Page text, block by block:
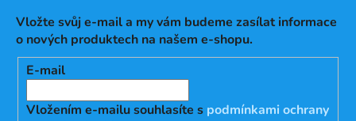
Vložte svůj e-mail a my vám budeme zasílat informace
o nových produktech na našem e-shopu.
E-mail
Vložením e-mailu souhlasíte s podmínkami ochrany